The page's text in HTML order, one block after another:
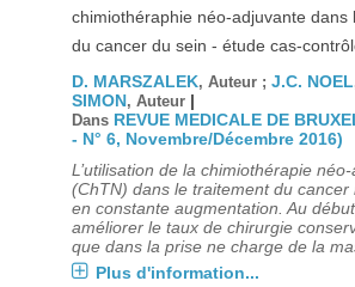
chimiothéraphie néo-adjuvante dans
du cancer du sein - étude cas-
D. MARSZALEK, Auteur ; J.C. NOEL
SIMON, Auteur |
Dans REVUE MEDICALE DE
- N° 6, Novembre/Décembre 2016)
L’utilisation de la chimiothérapie
(ChTN) dans le traitement du cancer
en constante augmentation. Au
améliorer le taux de chirurgie
que dans la prise ne charge de la
Plus d'information...